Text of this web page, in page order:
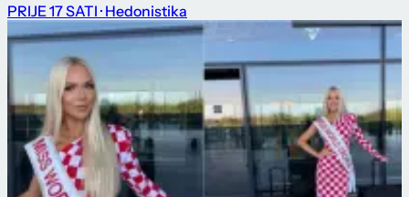
PRIJE 17 SATI · Hedonistika